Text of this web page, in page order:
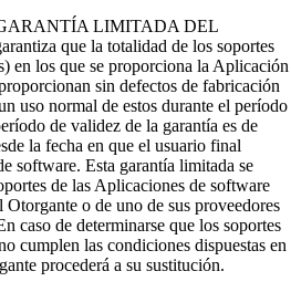
LIMITADA DEL
que la totalidad de los soportes
en los que se proporciona la Aplicación
sin defectos de fabricación
uso normal de estos durante el período
de validez de la garantía es de
la fecha en que el usuario final
software. Esta garantía limitada se
de las Aplicaciones de software
Otorgante o de uno de sus proveedores
caso de determinarse que los soportes
cumplen las condiciones dispuestas en
procederá a su sustitución.